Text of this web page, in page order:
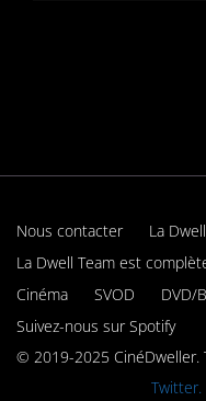
Nous contacter
La
La Dwell Team est
Cinéma
SVOD
DVD/
Suivez-nous sur Spotify
© 2019-2025 CinéDweller.
Twitter.